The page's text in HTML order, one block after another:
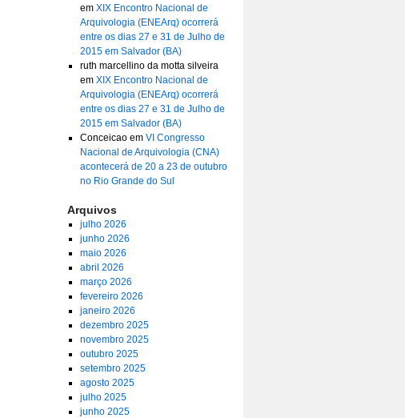
em XIX Encontro Nacional de
Arquivologia (ENEArq) ocorrerá
entre os dias 27 e 31 de Julho de
2015 em Salvador (BA)
ruth marcellino da motta silveira
em XIX Encontro Nacional de
Arquivologia (ENEArq) ocorrerá
entre os dias 27 e 31 de Julho de
2015 em Salvador (BA)
Conceicaoem VI Congresso
Nacional de Arquivologia (CNA)
acontecerá de 20 a 23 de outubro
no Rio Grande do Sul
Arquivos
julho 2026
junho 2026
maio 2026
abril 2026
março 2026
fevereiro 2026
janeiro 2026
dezembro 2025
novembro 2025
outubro 2025
setembro 2025
agosto 2025
julho 2025
junho 2025